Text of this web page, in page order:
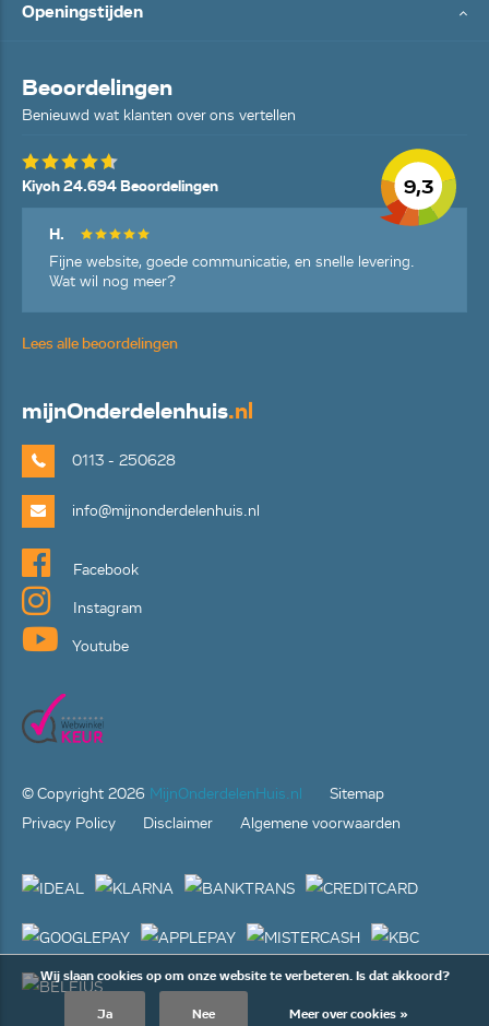
Wij slaan cookies op om onze website te verbeteren. Is dat akkoord?
Ja Nee Meer over cookies »
Openingstijden
Beoordelingen
Benieuwd wat klanten over ons vertellen
9,3
Kiyoh 24.694 Beoordelingen
H.
Fijne website, goede communicatie, en snelle levering.
Wat wil nog meer?
Lees alle beoordelingen
mijnOnderdelenhuis.nl
0113 - 250628
info@mijnonderdelenhuis.nl
Facebook
Instagram
Youtube
© Copyright 2026 MijnOnderdelenHuis.nl
Sitemap
Privacy Policy
Disclaimer Algemene voorwaarden